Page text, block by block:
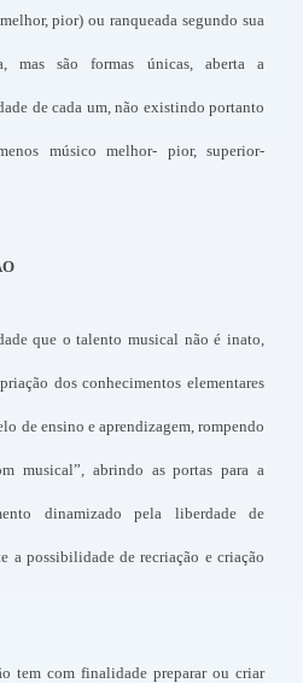
pior) ou ranqueada segundo sua
mas são formas únicas, aberta a
de cada um, não existindo portanto
músico melhor- pior, superior-
que o talento musical não é inato,
dos conhecimentos elementares
de ensino e aprendizagem, rompendo
musical”, abrindo as portas para a
dinamizado pela liberdade de
a possibilidade de recriação e criação
tem com finalidade preparar ou criar